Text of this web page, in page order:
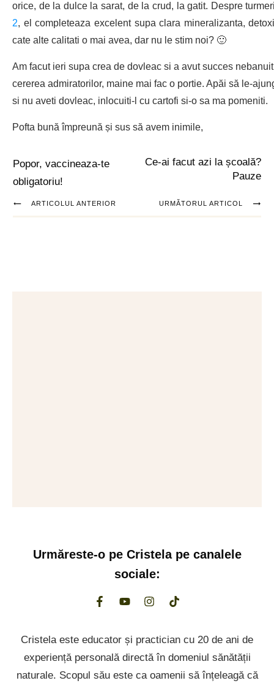
orice, de la dulce la sarat, de la crud, la gatit. Despre
2, el completeaza excelent supa clara mineralizanta,
cate alte calitati o mai avea, dar nu le stim noi? 🙂
Am facut ieri supa crea de dovleac si a avut succes
cererea admiratorilor, maine mai fac o portie. Apăi să le-
si nu aveti dovleac, inlocuiti-l cu cartofi si-o sa ma pomeniti.
Pofta bună împreună și sus să avem inimile,
Popor, vaccineaza-te
obligatoriu!
Ce-ai facut azi la școală?
Pauze
ARTICOLUL ANTERIOR URMĂTORUL ARTICOL
Urmăreste-o pe Cristelape canalele
sociale:
Cristela este educator și practician cu 20 de ani de
experiență personală directă în domeniul sănătății
naturale. Scopul său este ca oamenii să înțeleagă că